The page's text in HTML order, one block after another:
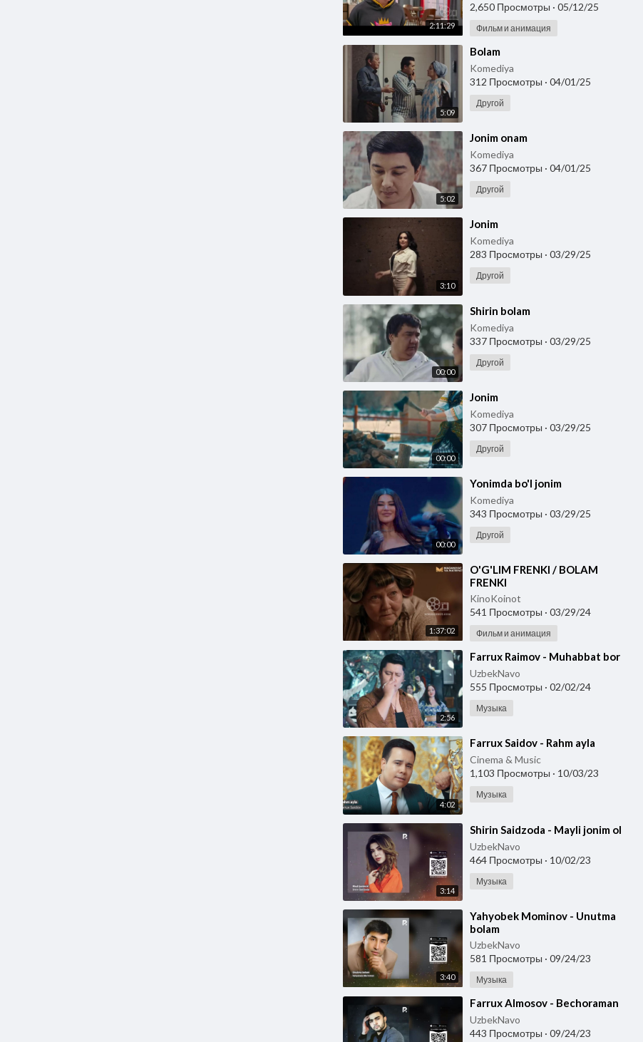
2:11:29
2,650 Просмотры · 05/12/25
Фильм и анимация
5:09
⁣Bolam
Komediya
312 Просмотры · 04/01/25
Другой
5:02
⁣Jonim onam
Komediya
367 Просмотры · 04/01/25
Другой
3:10
⁣Jonim
Komediya
283 Просмотры · 03/29/25
Другой
00:00
⁣Shirin bolam
Komediya
337 Просмотры · 03/29/25
Другой
00:00
⁣Jonim
Komediya
307 Просмотры · 03/29/25
Другой
00:00
⁣Yonimda bo'l jonim
Komediya
343 Просмотры · 03/29/25
Другой
1:37:02
⁣O'G'LIM FRENKI / BOLAM
FRENKI
KinoKoinot
541 Просмотры · 03/29/24
Фильм и анимация
2:56
⁣Farrux Raimov - Muhabbat bor
UzbekNavo
555 Просмотры · 02/02/24
Музыка
4:02
⁣Farrux Saidov - Rahm ayla
Cinema & Music
1,103 Просмотры · 10/03/23
Музыка
3:14
⁣Shirin Saidzoda - Mayli jonim ol
UzbekNavo
464 Просмотры · 10/02/23
Музыка
3:40
⁣Yahyobek Mominov - Unutma
bolam
UzbekNavo
581 Просмотры · 09/24/23
Музыка
⁣Farrux Almosov - Bechoraman
UzbekNavo
443 Просмотры · 09/24/23